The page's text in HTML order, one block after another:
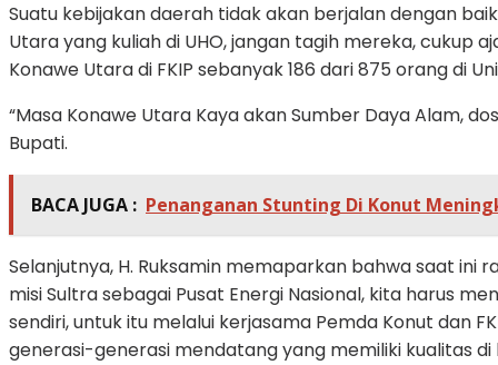
Suatu kebijakan daerah tidak akan berjalan dengan
Utara yang kuliah di UHO, jangan tagih mereka, cukup
Konawe Utara di FKIP sebanyak 186 dari 875 orang di
“Masa Konawe Utara Kaya akan Sumber Daya Alam,
Bupati.
BACA JUGA : Penanganan Stunting Di Konut
Selanjutnya, H. Ruksamin memaparkan bahwa saat ini
misi Sultra sebagai Pusat Energi Nasional, kita harus
sendiri, untuk itu melalui kerjasama Pemda Konut dan
generasi-generasi mendatang yang memiliki kualitas